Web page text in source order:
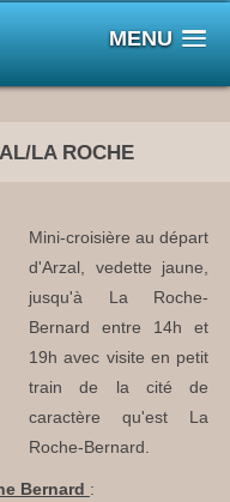
MENU
LA ROCHE
Mini-croisière au départ
d'Arzal, vedette jaune,
jusqu'à La Roche-
Bernard entre 14h et
19h avec visite en petit
train de la cité de
caractère qu'est La
Roche-Bernard.
Bernard :